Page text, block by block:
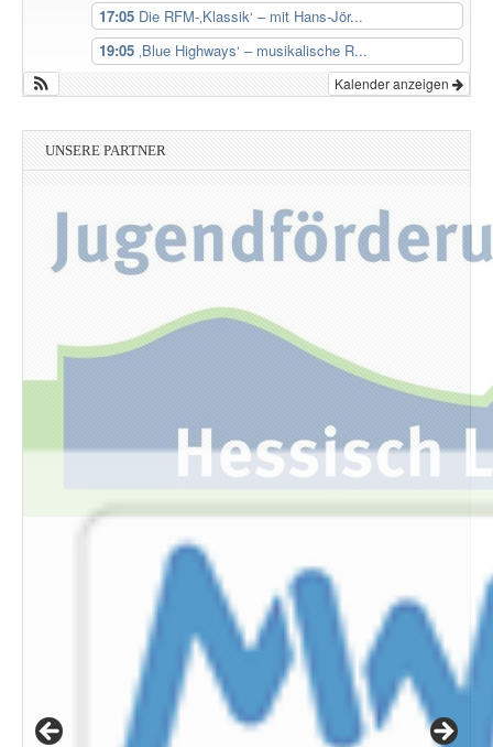
17:05 Die RFM-‚Klassik‘ – mit Hans-Jör...
19:05 ‚Blue Highways‘ – musikalische R...
Kalender anzeigen
UNSERE PARTNER